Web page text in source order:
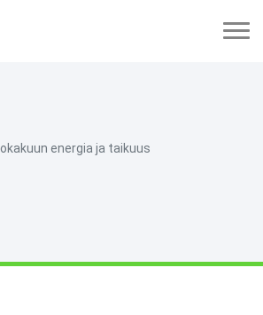
Lokakuun energia ja taikuus